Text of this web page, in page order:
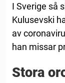
I Sverige så
Kulusevski
av
han missar
Stora